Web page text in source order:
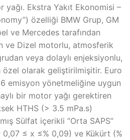
Ekstra Yakıt Ekonomisi –
özelliği BMW Grup, GM
ve Mercedes tarafından
ve Dizel motorlu, atmosferik
veya dolaylı enjeksiyonlu,
özel olarak geliştirilmişitir. Euro
emisyon yönetmeliğine uygun
bir motor yağı gerektiren
HTHS (> 3.5 mPa.s)
Sülfat içerikli “Orta SAPS”
0,07 ≤ x ≤% 0,09) ve Kükürt (%